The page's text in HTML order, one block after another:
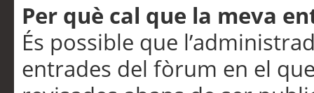
Per què cal que la meva
És possible que
entrades del fòrum en el